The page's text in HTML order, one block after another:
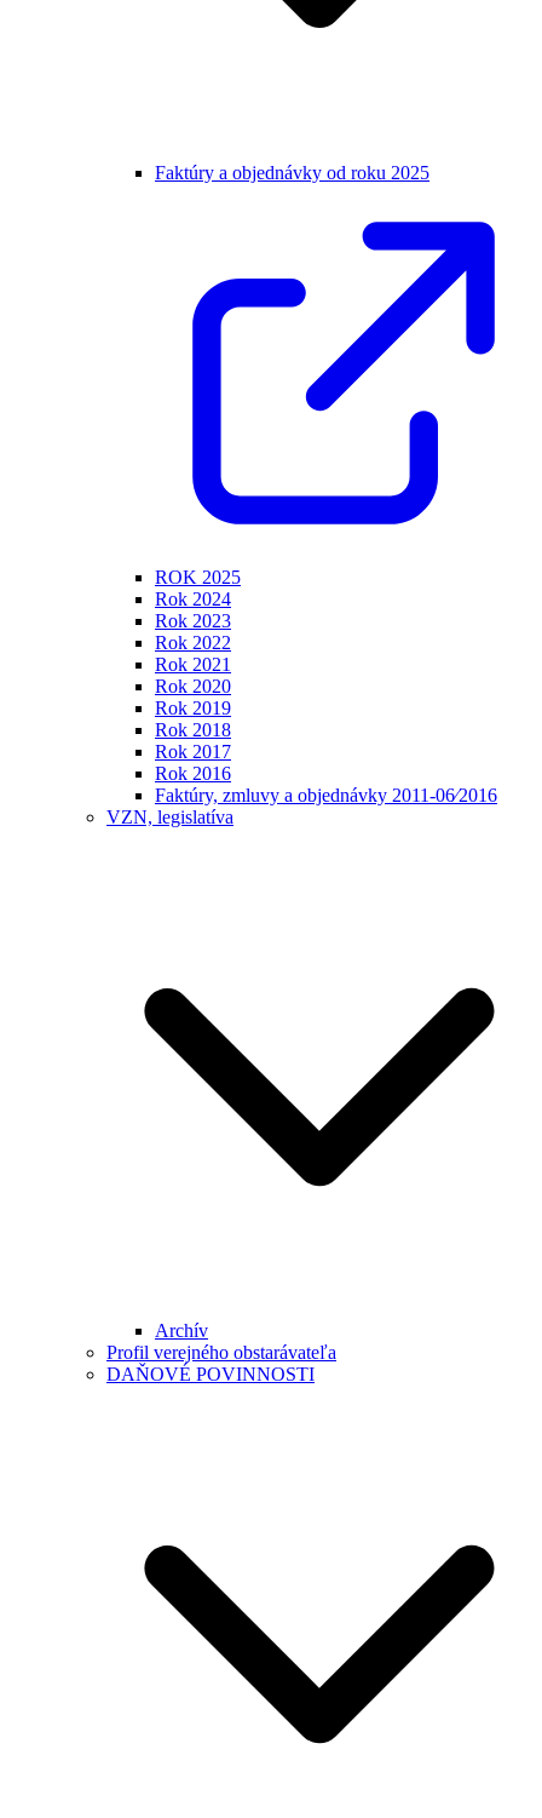
Faktúry a objednávky od roku 2025
ROK 2025
Rok 2024
Rok 2023
Rok 2022
Rok 2021
Rok 2020
Rok 2019
Rok 2018
Rok 2017
Rok 2016
Faktúry, zmluvy a objednávky 2011-06⁄2016
VZN, legislatíva
Archív
Profil verejného obstarávateľa
DAŇOVÉ POVINNOSTI